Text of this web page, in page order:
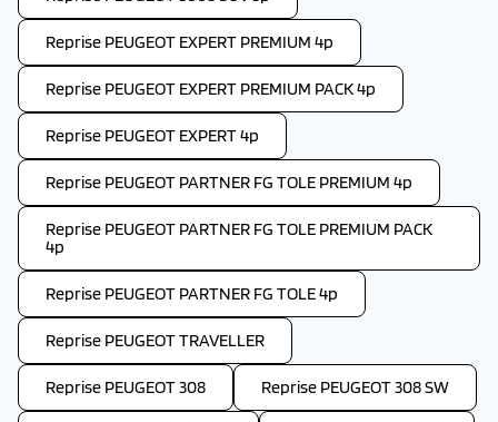
Reprise PEUGEOT EXPERT PREMIUM 4p
Reprise PEUGEOT EXPERT PREMIUM PACK 4p
Reprise PEUGEOT EXPERT 4p
Reprise PEUGEOT PARTNER FG TOLE PREMIUM 4p
Reprise PEUGEOT PARTNER FG TOLE PREMIUM PACK
4p
Reprise PEUGEOT PARTNER FG TOLE 4p
Reprise PEUGEOT TRAVELLER
Reprise PEUGEOT 308 Reprise PEUGEOT 308 SW